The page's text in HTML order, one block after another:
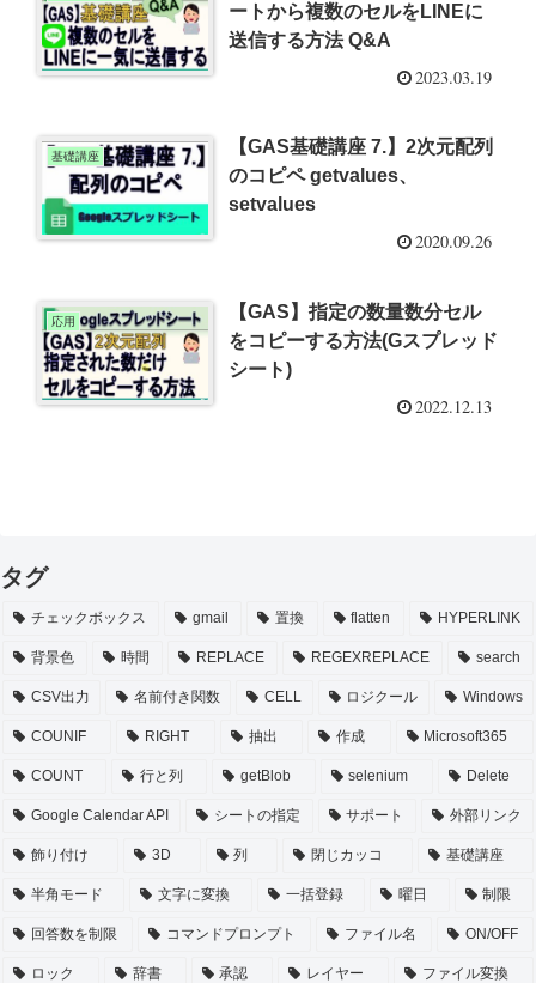
ートから複数のセルをLINEに
送信する方法 Q&A
2023.03.19
基礎講座
【GAS基礎講座 7.】2次元配列
のコピペ getvalues、
setvalues
2020.09.26
応用
【GAS】指定の数量数分セル
をコピーする方法(Gスプレッド
シート)
2022.12.13
タグ
チェックボックス gmail 置換 flatten HYPERLINK
背景色 時間 REPLACE REGEXREPLACE search
CSV出力 名前付き関数 CELL ロジクール Windows
COUNIF RIGHT 抽出 作成 Microsoft365
COUNT 行と列 getBlob selenium Delete
Google Calendar API シートの指定 サポート 外部リンク
飾り付け 3D 列 閉じカッコ 基礎講座
半角モード 文字に変換 一括登録 曜日 制限
回答数を制限 コマンドプロンプト ファイル名 ON/OFF
ロック 辞書 承認 レイヤー ファイル変換